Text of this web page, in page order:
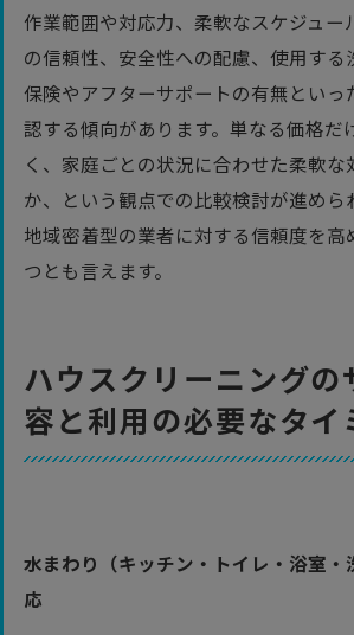
作業範囲や対応力、柔軟なスケジュー
の信頼性、安全性への配慮、使用する
保険やアフターサポートの有無といっ
認する傾向があります。単なる価格だ
く、家庭ごとの状況に合わせた柔軟な
か、という観点での比較検討が進めら
地域密着型の業者に対する信頼度を高
つとも言えます。
ハウスクリーニングの
容と利用の必要なタイ
水まわり（キッチン・トイレ・浴室・
応